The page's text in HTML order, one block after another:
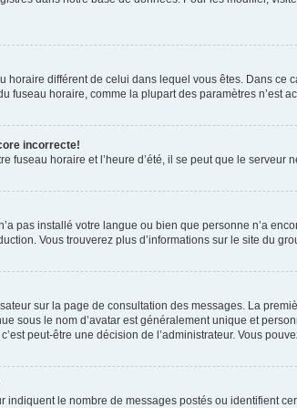
horaire différent de celui dans lequel vous êtes. Dans
fuseau horaire, comme la plupart des paramètres n’est
incorrecte!
fuseau horaire et l’heure d’été, il se peut que le serveur
pas installé votre langue ou bien que personne n’a
Vous trouverez plus d’informations sur le site du
sur la page de consultation des messages. La
sous le nom d’avatar est généralement unique et
peut-être une décision de l’administrateur. Vous
indiquent le nombre de messages postés ou identifient